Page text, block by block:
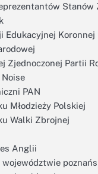
Stanów
Edukacyjnej Koronnej
Zjednoczonej Partii
Noise
PAN
Młodzieży Polskiej
Walki Zbrojnej
Anglii